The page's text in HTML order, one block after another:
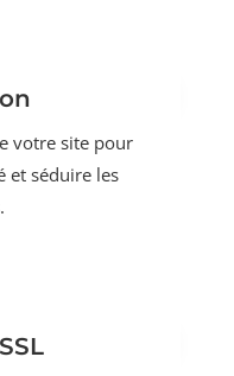
votre site pour
et séduire les